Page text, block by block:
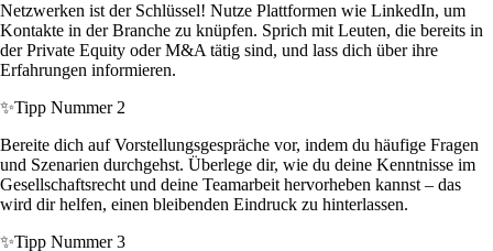
Netzwerken ist der Schlüssel! Nutze Plattformen wie LinkedIn, um
Kontakte in der Branche zu knüpfen. Sprich mit Leuten, die bereits in
der Private Equity oder M&A tätig sind, und lass dich über ihre
Erfahrungen informieren.
✨Tipp Nummer 2
Bereite dich auf Vorstellungsgespräche vor, indem du häufige Fragen
und Szenarien durchgehst. Überlege dir, wie du deine Kenntnisse im
Gesellschaftsrecht und deine Teamarbeit hervorheben kannst – das
wird dir helfen, einen bleibenden Eindruck zu hinterlassen.
✨Tipp Nummer 3